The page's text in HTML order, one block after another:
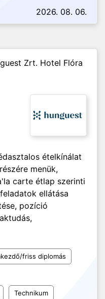
2026. 08. 06.
Zrt. Hotel Flóra
ételkínálat
menük,
carte étlap szerinti
ellátása
pozíció
friss diplomás
Technikum